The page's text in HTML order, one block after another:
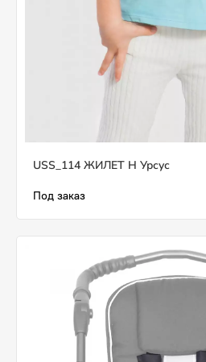
USS_114 ЖИЛЕТ H Урсус
Под заказ